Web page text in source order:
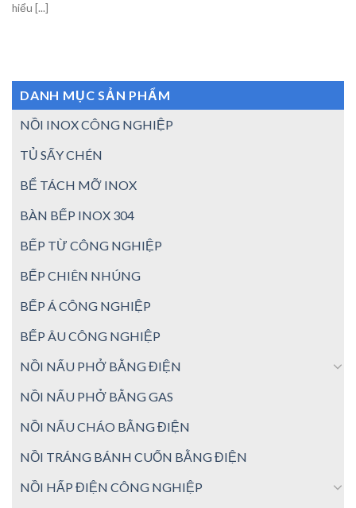
hiểu [...]
DANH MỤC SẢN PHẨM
NỒI INOX CÔNG NGHIỆP
TỦ SẤY CHÉN
BỂ TÁCH MỠ INOX
BÀN BẾP INOX 304
BẾP TỪ CÔNG NGHIỆP
BẾP CHIÊN NHÚNG
BẾP Á CÔNG NGHIỆP
BẾP ÂU CÔNG NGHIỆP
NỒI NẤU PHỞ BẰNG ĐIỆN
NỒI NẤU PHỞ BẰNG GAS
NỒI NẤU CHÁO BẰNG ĐIỆN
NỒI TRÁNG BÁNH CUỐN BẰNG ĐIỆN
NỒI HẤP ĐIỆN CÔNG NGHIỆP